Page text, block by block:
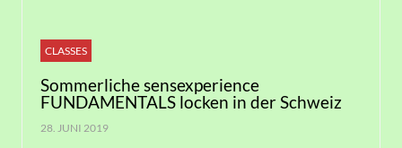
CLASSES
Sommerliche sensexperience
FUNDAMENTALS locken in der Schweiz
28. JUNI 2019